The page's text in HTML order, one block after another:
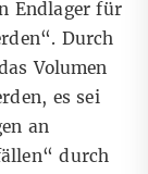
Endlager für
Durch
Volumen
es sei
an
durch